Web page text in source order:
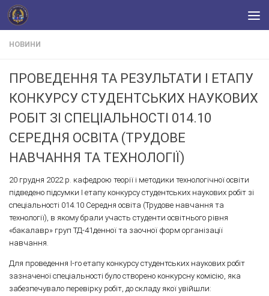
Skip to content
НОВИНИ
ПРОВЕДЕННЯ ТА РЕЗУЛЬТАТИ І ЕТАПУ
КОНКУРСУ СТУДЕНТСЬКИХ НАУКОВИХ
РОБІТ ЗІ СПЕЦІАЛЬНОСТІ 014.10
СЕРЕДНЯ ОСВІТА (ТРУДОВЕ
НАВЧАННЯ ТА ТЕХНОЛОГІЇ)
20 грудня 2022 р. кафедрою теорії і методики технологічної освіти
підведено підсумки І етапу конкурсу студентських наукових робіт зі
спеціальності 014.10 Середня освіта (Трудове навчання та
технології), в якому брали участь студенти освітнього рівня
«бакалавр» груп ТД-41денної та заочної форм організації
навчання.
Для проведення І-го етапу конкурсу студентських наукових робіт
зазначеної спеціальності було створено конкурсну комісію, яка
забезпечувало перевірку робіт, до складу якої увійшли: